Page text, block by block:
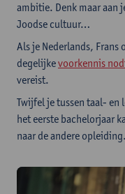
ambitie. Denk maar aan
Joodse cultuur…
Als je Nederlands, Frans
degelijkevoorkennis
vereist.
Twijfel je tussen taal- en
het eerste bachelorjaar
naar de andere opleiding.